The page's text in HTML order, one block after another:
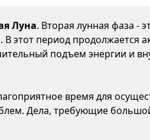
Луна. Вторая лунная фаза -
этот период продолжается
подъем энергии и
время для
Дела, требующие большой